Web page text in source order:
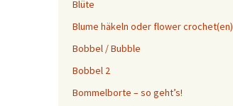
Blüte
Blume häkeln oder flower crochet(en)
Bobbel / Bubble
Bobbel 2
Bommelborte – so geht’s!